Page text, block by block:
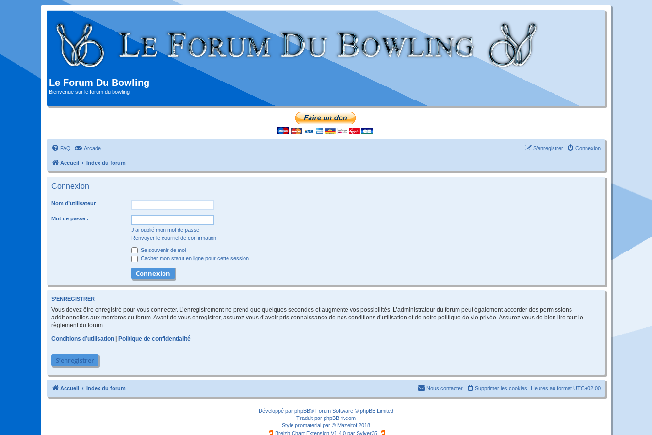
Le Forum Du Bowling
Bienvenue sur le forum du bowling
FAQ Arcade Connexion
S’enregistrer
Accueil Index du forum
Connexion
Nom d’utilisateur :
Mot de passe :
J’ai oublié mon mot de passe
Renvoyer le courriel de confirmation
Se souvenir de moi
Cacher mon statut en ligne pour cette session
S’ENREGISTRER
Vous devez être enregistré pour vous connecter. L’enregistrement ne prend que quelques secondes et augmente vos possibilités. L’administrateur du forum peut également accorder des permissions
additionnelles aux membres du forum. Avant de vous enregistrer, assurez-vous d’avoir pris connaissance de nos conditions d’utilisation et de notre politique de vie privée. Assurez-vous de bien lire tout le
règlement du forum.
Conditions d’utilisation
Politique de confidentialité
S’enregistrer
Accueil Index du forum Heures au format UTC+02:00
Supprimer les cookies
Nous contacter
Développé par phpBB® Forum Software © phpBB Limited
Traduit par phpBB-fr.com
Style promaterial par © Mazeltof 2018
Breizh Chart Extension V1.4.0 par Sylver35